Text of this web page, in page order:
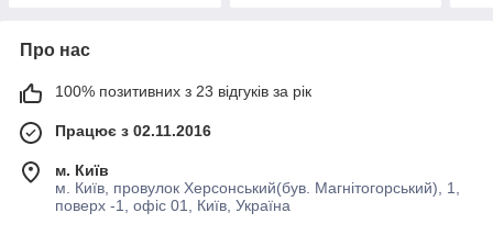
Про нас
100% позитивних з 23 відгуків за рік
Працює з 02.11.2016
м. Київ
м. Київ, провулок Херсонський(був. Магнітогорський), 1,
поверх -1, офіс 01, Київ, Україна